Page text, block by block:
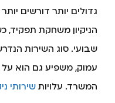
גדולים יותר דורשים
הניקיון משחקת תפקיד,
שבועי. סוג השירות
עמוק, משפיע גם הוא על
המשרד. עלויות שירותי